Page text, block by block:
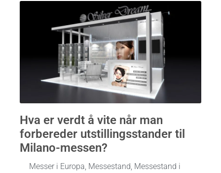
Hva er verdt å vite når man
forbereder utstillingsstander til
Milano-messen?
Messer i Europa, Messestand, Messestand i